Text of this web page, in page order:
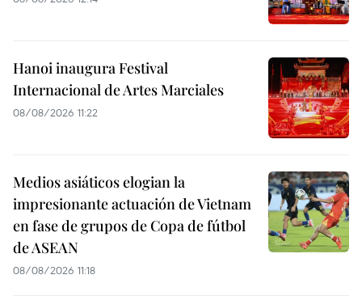
Hanoi inaugura Festival
Internacional de Artes Marciales
08/08/2026 11:22
Medios asiáticos elogian la
impresionante actuación de Vietnam
en fase de grupos de Copa de fútbol
de ASEAN
08/08/2026 11:18